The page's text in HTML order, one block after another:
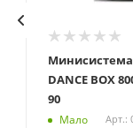
Минисистема
DANCE BOX
90
Мало Арт.: